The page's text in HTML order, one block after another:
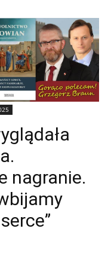
nagranie.